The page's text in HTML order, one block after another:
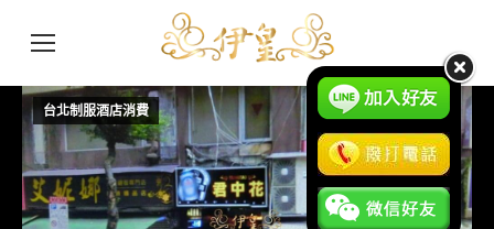
7 月
1
2016
台北制服酒店消費